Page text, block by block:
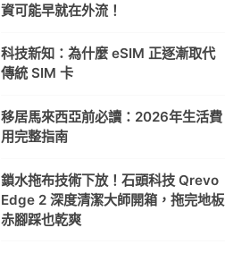
資可能早就在外流！
科技新知：為什麼 eSIM 正逐漸取代
傳統 SIM 卡
移居馬來西亞前必讀：2026年生活費
用完整指南
鎖水拖布技術下放！石頭科技 Qrevo
Edge 2 深度清潔大師開箱，拖完地板
赤腳踩也乾爽